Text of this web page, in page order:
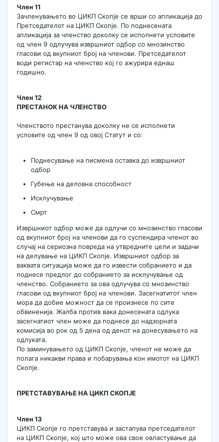
Член 11
Зачленувањето во ЦИКП Скопје се врши со апликација до
Претседателот на ЦИКП Скопје. По поднесената
апликација за членство доколку се исполнети условите
од член 9 одлучува извршниот одбор со мнозинство
гласови од вкупниот број на членови. Претседателот
води регистар на членство кој го ажурира еднаш
годишно.
Член 12
ПРЕСТАНОК НА ЧЛЕНСТВО
Членството престанува доколку не се исполнети
условите од член 9 од овој Статут и со:
Поднесување на писмена оставка до извршниот
одбор
Губење на деловна способност
Исклучување
Смрт
Извршниот одбор може да одлучи со мнозинство гласови
од вкупниот број на членови да го суспендира членот во
случај на сериозна повреда на утвредните цели и задачи
на делување на ЦИКП Скопје. Извршниот одбор за
ваквата ситуација може да го извести собранието и да
поднесе предлог до собранието за исклучување од
членство. Собранието за ова одлучува со мнозинство
гласови од вкупниот број на членови. Засегнатитот член
мора да добие можност да се произнесе по сите
обвиненија. Жалба против вака донесената одлука
засегнатиот член може да поднесе до надзорната
комисија во рок од 5 дена од денот на донесувањето на
одлуката.
По заминувањето од ЦИКП Скопје, членот не може да
полага никакви права и побарувања кон имотот на ЦИКП
Скопје.
ПРЕТСТАВУВАЊЕ НА ЦИКП СКОПЈЕ
Член 13
ЦИКП Скопје го претставува и застапува претседателот
на ЦИКП Скопје, кој што може ова свое овластување да